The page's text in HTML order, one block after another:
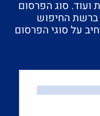
ועוד. סוג הפרסום
ברשת החיפוש
על סוגי הפרסום